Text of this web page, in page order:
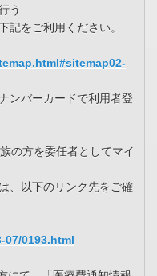
う
記をご利用ください。
ンバーカードで利用者登
の方を委任者としてマイ
、以下のリンク先をご確
0193.html